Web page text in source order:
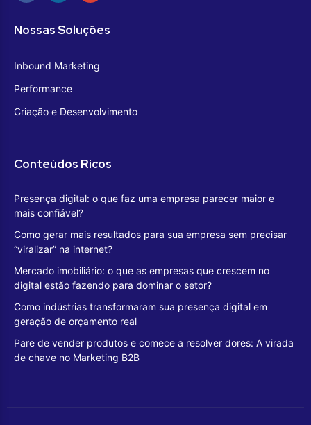
Nossas Soluções
Inbound Marketing
Performance
Criação e Desenvolvimento
Conteúdos Ricos
Presença digital: o que faz uma empresa parecer maior e
mais confiável?
Como gerar mais resultados para sua empresa sem precisar
“viralizar” na internet?
Mercado imobiliário: o que as empresas que crescem no
digital estão fazendo para dominar o setor?
Como indústrias transformaram sua presença digital em
geração de orçamento real
Pare de vender produtos e comece a resolver dores: A virada
de chave no Marketing B2B